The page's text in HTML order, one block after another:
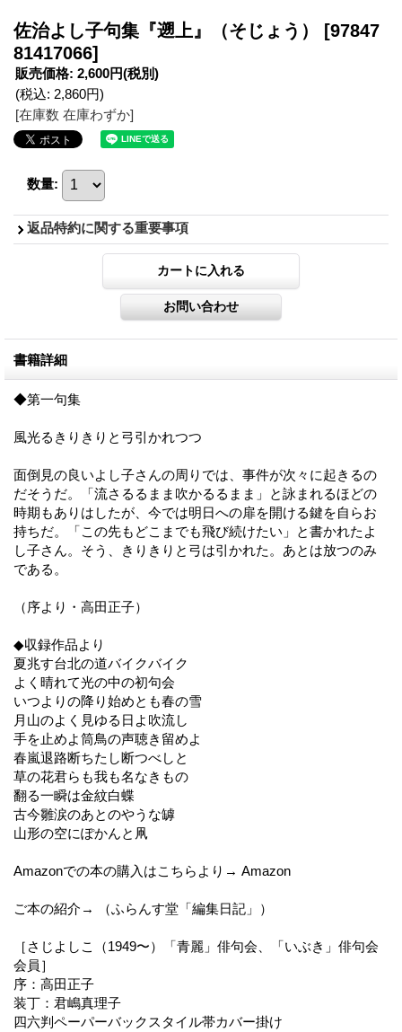
佐治よし子句集『遡上』（そじょう）
[97847
81417066]
販売価格: 2,600円(税別)
(税込: 2,860円)
[在庫数 在庫わずか]
数量:
返品特約に関する重要事項
書籍詳細
◆第一句集
風光るきりきりと弓引かれつつ
面倒見の良いよし子さんの周りでは、事件が次々に起きるの
だそうだ。「流さるるまま吹かるるまま」と詠まれるほどの
時期もありはしたが、今では明日への扉を開ける鍵を自らお
持ちだ。「この先もどこまでも飛び続けたい」と書かれたよ
し子さん。そう、きりきりと弓は引かれた。あとは放つのみ
である。
（序より・高田正子）
◆収録作品より
夏兆す台北の道バイクバイク
よく晴れて光の中の初句会
いつよりの降り始めとも春の雪
月山のよく見ゆる日よ吹流し
手を止めよ筒鳥の声聴き留めよ
春嵐退路断ちたし断つべしと
草の花君らも我も名なきもの
翻る一瞬は金紋白蝶
古今雛涙のあとのやうな罅
山形の空にぽかんと凧
Amazonでの本の購入はこちらより→ Amazon
ご本の紹介→ （ふらんす堂「編集日記」）
［さじよしこ（1949〜）「青麗」俳句会、「いぶき」俳句会
会員］
序：高田正子
装丁：君嶋真理子
四六判ペーパーバックスタイル帯カバー掛け